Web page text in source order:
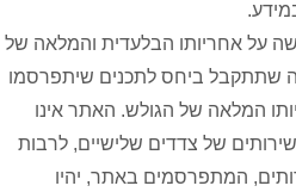
על אחריותו הבלעדית והמלאה של
שתתקבל ביחס לתכנים שיתפרסמו
המלאה של הגולש. האתר אינו
של צדדים שלישיים, לרבות
המתפרסמים באתר, יהיו